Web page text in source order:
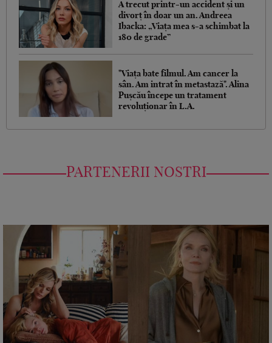
A trecut printr-un accident și un
divorț în doar un an. Andreea
Ibacka: „Viața mea s-a schimbat la
180 de grade”
"Viața bate filmul. Am cancer la
sân. Am intrat în metastază". Alina
Pușcău începe un tratament
revoluționar în L.A.
PARTENERII NOSTRI